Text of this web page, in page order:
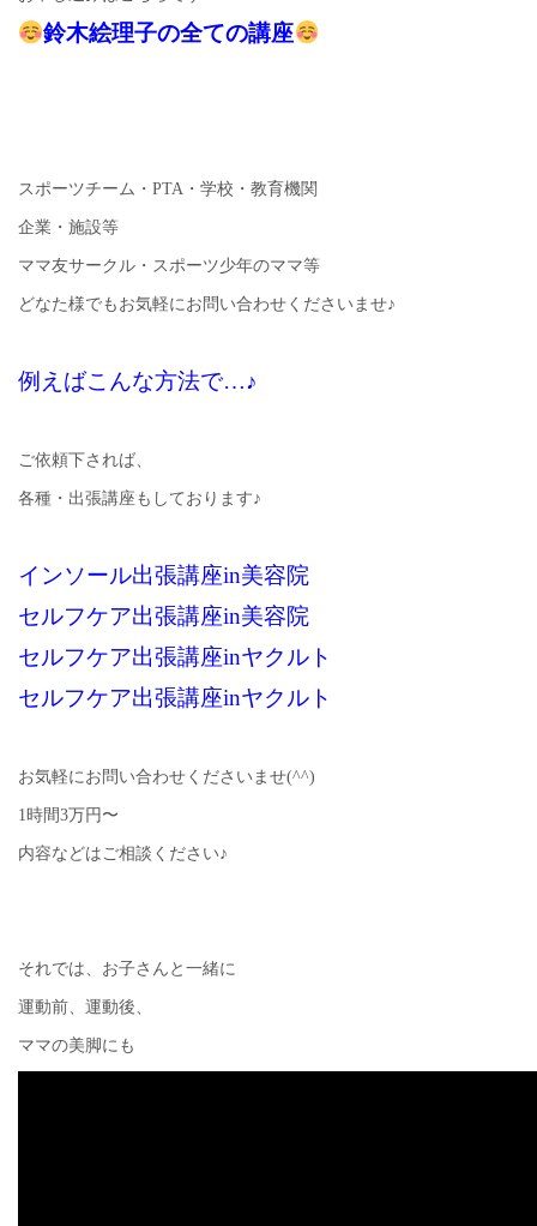
鈴木絵理子の全ての講座
スポーツチーム・PTA・学校・教育機関
企業・施設等
ママ友サークル・スポーツ少年のママ等
どなた様でもお気軽にお問い合わせくださいませ♪
例えばこんな方法で…♪
ご依頼下されば、
各種・出張講座もしております♪
インソール出張講座in美容院
セルフケア出張講座in美容院
セルフケア出張講座inヤクルト
セルフケア出張講座inヤクルト
お気軽にお問い合わせくださいませ(^^)
1時間3万円〜
内容などはご相談ください♪
それでは、お子さんと一緒に
運動前、運動後、
ママの美脚にも